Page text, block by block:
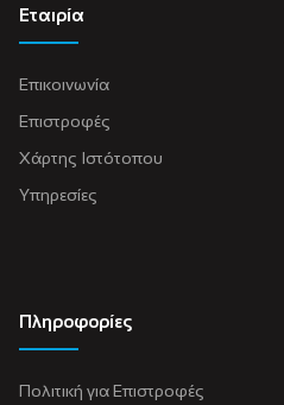
Εταιρία
Επικοινωνία
Επιστροφές
Χάρτης Ιστότοπου
Υπηρεσίες
Πληροφορίες
Πολιτική για Eπιστροφές